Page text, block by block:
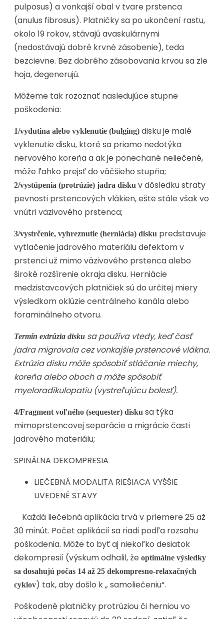
pulposus) a vonkajší obal v tvare prstenca
(anulus fibrosus). Platničky sa po ukončení rastu,
okolo 19 rokov, stávajú avaskulárnymi
(nedostávajú dobré krvné zásobenie), teda
bezcievne. Bez dobrého zásobovania krvou sa zle
hoja, degenerujú.
Môžeme tak rozoznať nasledujúce stupne
poškodenia:
1/vydutina alebo vyklenutie (bulging) disku je malé
vyklenutie disku, ktoré sa priamo nedotýka
nervového koreňa a ak je ponechané neliečené,
môže ľahko prejsť do väčšieho stupňa;
2/vystúpenia (protrúzie) jadra disku v dôsledku straty
pevnosti prstencových vlákien, ešte stále však vo
vnútri väzivového prstenca;
3/vystrčenie, vyhreznutie (herniácia) disku predstavuje
vytlačenie jadrového materiálu defektom v
prstenci už mimo väzivového prstenca alebo
široké rozšírenie okraja disku. Herniácie
medzistavcových platničiek sú do určitej miery
výsledkom oklúzie centrálneho kanála alebo
foraminálneho otvoru.
Termín extrúzia disku sa používa vtedy, keď časť
jadra migrovala cez vonkajšie prstencové vlákna.
Extrúzia disku môže spôsobiť stláčanie miechy,
koreňa alebo oboch a môže spôsobiť
myeloradikulopatiu (vystreľujúcu bolesť).
4/Fragment voľného (sequester) disku sa týka
mimoprstencovej separácie a migrácie časti
jadrového materiálu;
SPINÁLNA DEKOMPRESIA
LIEČEBNÁ MODALITA RIEŠIACA VYŠŠIE
UVEDENÉ STAVY
Každá liečebná aplikácia trvá v priemere 25 až
30 minút. Počet aplikácií sa riadi podľa rozsahu
poškodenia. Môže to byť aj niekoľko desiatok
dekompresií (výskum odhalil, že optimálne výsledky
sa dosahujú počas 14 až 25 dekompresno-relaxačných
cyklov) tak, aby došlo k „ samoliečeniu“.
Poškodené platničky protrúziou či herniou vo